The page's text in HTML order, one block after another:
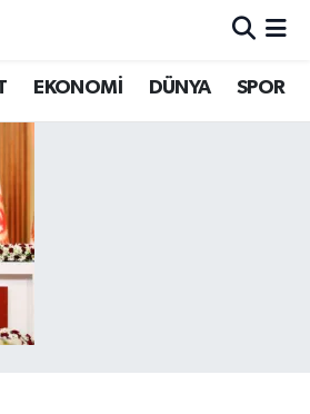
EKONOMİ DÜNYA SPOR
Durumu ve Fikstür